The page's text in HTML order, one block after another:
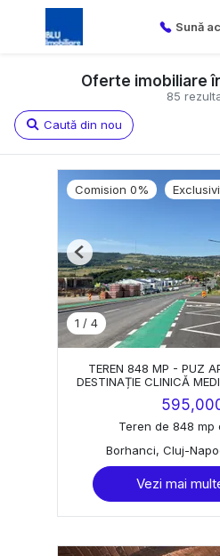
Sună
85
Oferte imobiliare
Caută din nou
Comision 0%
1 / 4
Previous
TEREN 848 MP - PUZ
DESTINAȚIE CLINICĂ
Teren de 848 mp
Borhanci, Cluj-
Vezi mai